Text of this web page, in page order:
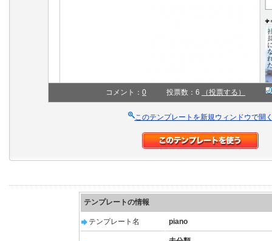
コメント： 0 投票数：6 （投票する）
このテンプレートを新規ウィンドウで開
テンプレートの情報
テンプレート名 piano